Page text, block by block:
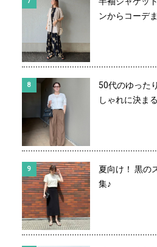
ンからコーデ
50代のゆった
しゃれに決ま
夏向け！ 黒の
集♪